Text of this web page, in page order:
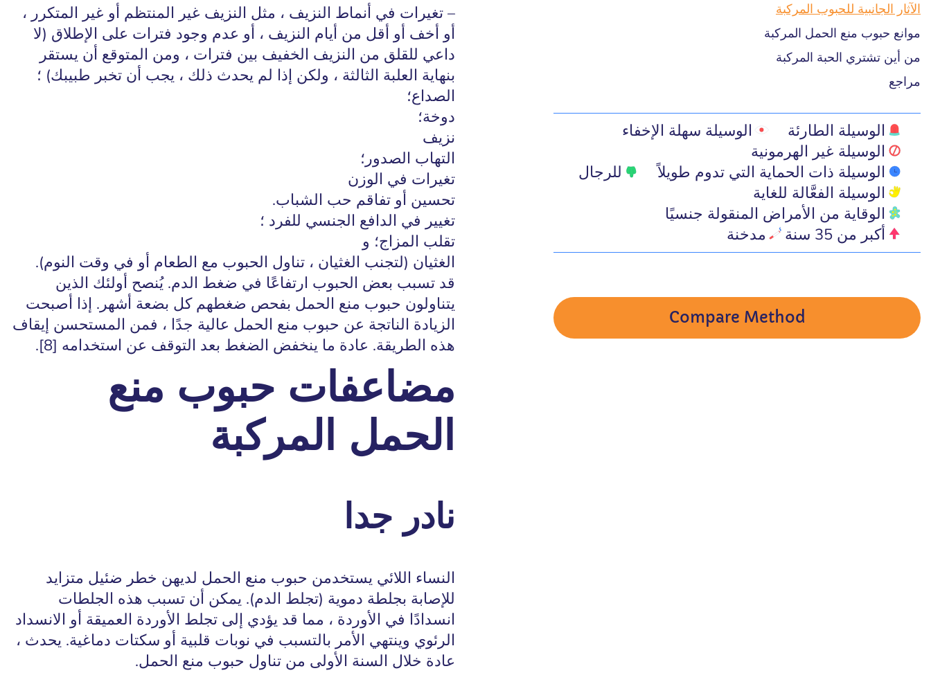
الآثار الجانبية للحبوب المركبة
موانع حبوب منع الحمل المركبة
من أين تشتري الحبة المركبة
مراجع
الوسيلة الطارئة
الوسيلة سهلة الإخفاء
الوسيلة غير الهرمونية
الوسيلة ذات الحماية التي تدوم طويلاً
للرجال
الوسيلة الفعَّالة للغاية
الوقاية من الأمراض المنقولة جنسيًا
أكبر من 35 سنة
مدخنة
Compare Method
– تغيرات في أنماط النزيف ، مثل النزيف غير المنتظم أو غير المتكرر ،
أو أخف أو أقل من أيام النزيف ، أو عدم وجود فترات على الإطلاق (لا
داعي للقلق من النزيف الخفيف بين فترات ، ومن المتوقع أن يستقر
بنهاية العلبة الثالثة ، ولكن إذا لم يحدث ذلك ، يجب أن تخبر طبيبك) ؛
الصداع؛
دوخة؛
نزيف
التهاب الصدور؛
تغيرات في الوزن
تحسين أو تفاقم حب الشباب.
تغيير في الدافع الجنسي للفرد ؛
تقلب المزاج؛ و
الغثيان (لتجنب الغثيان ، تناول الحبوب مع الطعام أو في وقت النوم).
قد تسبب بعض الحبوب ارتفاعًا في ضغط الدم. يُنصح أولئك الذين
يتناولون حبوب منع الحمل بفحص ضغطهم كل بضعة أشهر. إذا أصبحت
الزيادة الناتجة عن حبوب منع الحمل عالية جدًا ، فمن المستحسن إيقاف
هذه الطريقة. عادة ما ينخفض الضغط بعد التوقف عن استخدامه [8].
مضاعفات حبوب منع
الحمل المركبة
نادر جدا
النساء اللائي يستخدمن حبوب منع الحمل لديهن خطر ضئيل متزايد
للإصابة بجلطة دموية (تجلط الدم). يمكن أن تسبب هذه الجلطات
انسدادًا في الأوردة ، مما قد يؤدي إلى تجلط الأوردة العميقة أو الانسداد
الرئوي وينتهي الأمر بالتسبب في نوبات قلبية أو سكتات دماغية. يحدث ،
عادة خلال السنة الأولى من تناول حبوب منع الحمل.